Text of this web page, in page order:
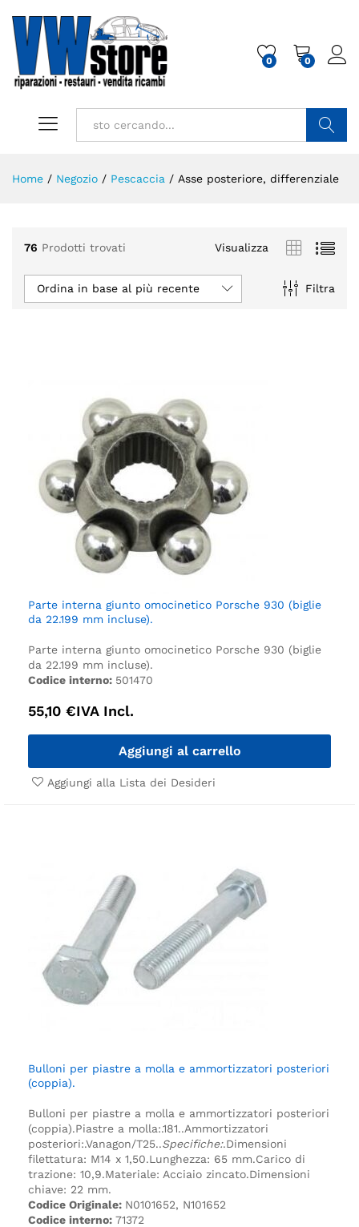
0 0
Home / Negozio / Pescaccia / Asse posteriore, differenziale
76 Prodotti trovati Visualizza
Filtra
Ordina in base al più recente
Parte interna giunto omocinetico Porsche 930 (biglie
da 22.199 mm incluse).
Parte interna giunto omocinetico Porsche 930 (biglie
da 22.199 mm incluse).
Codice interno: 501470
55,10 €IVA Incl.
Aggiungi al carrello
Aggiungi alla Lista dei Desideri
Bulloni per piastre a molla e ammortizzatori posteriori
(coppia).
Bulloni per piastre a molla e ammortizzatori posteriori
(coppia).Piastre a molla:.181..Ammortizzatori
posteriori:.Vanagon/T25..Specifiche:.Dimensioni
filettatura: M14 x 1,50.Lunghezza: 65 mm.Carico di
trazione: 10,9.Materiale: Acciaio zincato.Dimensioni
chiave: 22 mm.
Codice Originale: N0101652, N101652
Codice interno: 71372